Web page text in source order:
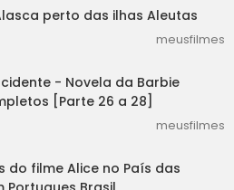
perto das ilhas Aleutas
meusfilmes
- Novela da Barbie
[Parte 26 a 28]
meusfilmes
do filme Alice no País das